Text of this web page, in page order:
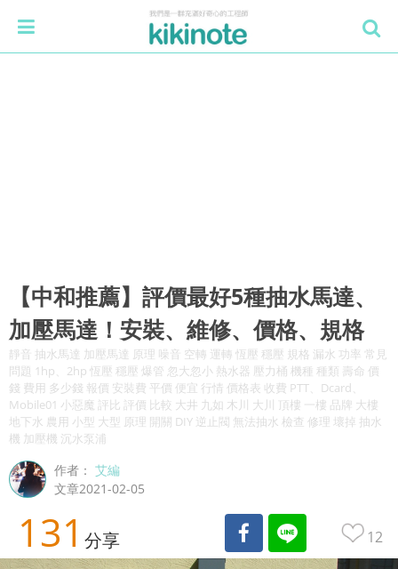
【中和推薦】評價最好5種抽水馬達、
加壓馬達！安裝、維修、價格、規格
靜音 抽水馬達 加壓馬達 原理 噪音 空轉 運轉 恆壓 穩壓 規格 漏水 功率 常見
問題 1hp、2hp 恆壓 穩壓 爆管 忽大忽小 熱水器 壓力桶 機種 種類 壽命 價
錢 費用 多少錢 報價 安裝費 平價 便宜 行情 價格表 收費 PTT、Dcard、
Mobile01 小惡魔 評比 評價 比較 大井 九如 木川 大川 頂樓 一樓 品牌 大樓
地下水 農用 小型 大型 原理 開關 DIY 逆止閥 無法抽水 檢查 修理 壞掉 抽水
機 加壓機 沉水泵浦
作者：艾編
文章2021-02-05
131 分享 12